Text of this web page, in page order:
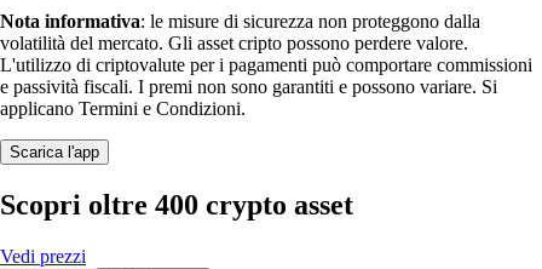
Nota informativa: le misure di sicurezza non proteggono dalla
volatilità del mercato. Gli asset cripto possono perdere valore.
L'utilizzo di criptovalute per i pagamenti può comportare commissioni
e passività fiscali. I premi non sono garantiti e possono variare. Si
applicano Termini e Condizioni.
Scarica l'app
Scopri oltre 400 crypto asset
Vedi prezzi